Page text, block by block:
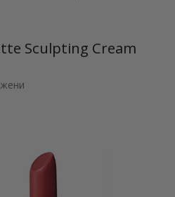
Sculpting Cream